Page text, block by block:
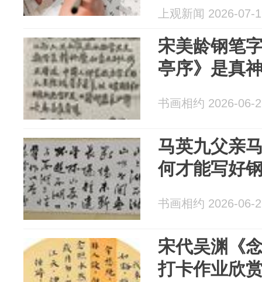
上观新闻 2026-07-
宋美龄钢笔
亭序》是真
书画相约 2026-06-
马英九父亲
何才能写好
书画相约 2026-06-
宋代吴渊《
打卡作业欣